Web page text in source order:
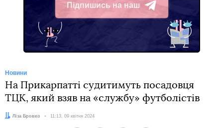
Підпишись на наш
Telegram
Новини
На Прикарпатті судитимуть посадовця
ТЦК, який взяв на «службу» футболістів
Автор:
Ліза Бровко Дата:
11:13, 09 квітня 2024